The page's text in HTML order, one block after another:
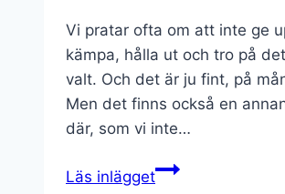
Vi pratar ofta om att inte ge
kämpa, hålla ut och tro på
valt. Och det är ju fint, på
Men det finns också en
där, som vi inte…
Läs inläggetSunk